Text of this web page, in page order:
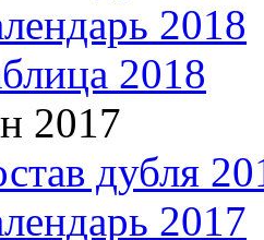
2018
2018
2017
дубля
2017